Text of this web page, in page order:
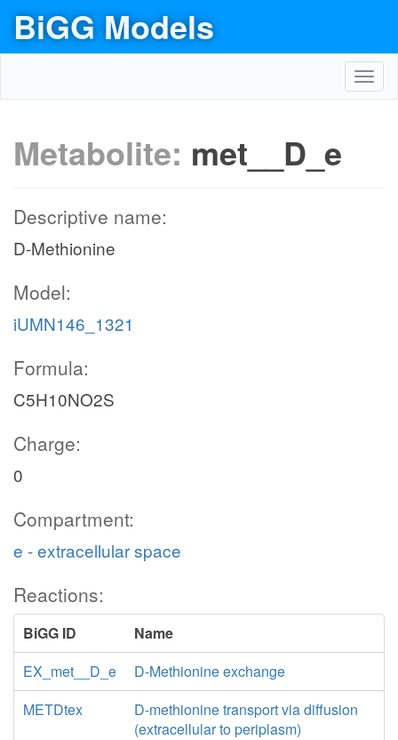
BiGG Models
Metabolite: met__D_e
Descriptive name:
D-Methionine
Model:
iUMN146_1321
Formula:
C5H10NO2S
Charge:
0
Compartment:
e - extracellular space
Reactions:
BiGG ID
Name
EX_met__D_e
D-Methionine exchange
METDtex
D-methionine transport via diffusion
(extracellular to periplasm)